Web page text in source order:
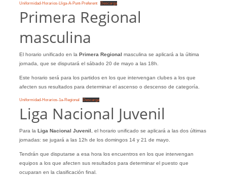
Uniformidad-Horarios-Lliga-A-Punt-Preferent Descarga
Primera Regional
masculina
El horario unificado en la Primera Regional masculina se aplicará a la última
jornada, que se disputará el sábado 20 de mayo a las 18h.
Este horario será para los partidos en los que intervengan clubes a los que
afecten sus resultados para determinar el ascenso o descenso de categoría.
Uniformidad-Horarios-1a-Regional Descarga
Liga Nacional Juvenil
Para la Liga Nacional Juvenil , el horario unificado se aplicará a las dos últimas
jornadas: se jugará a las 12h de los domingos 14 y 21 de mayo.
Tendrán que disputarse a esa hora los encuentros en los que intervengan
equipos a los que afecten sus resultados para determinar el puesto que
ocuparan en la clasificación final.